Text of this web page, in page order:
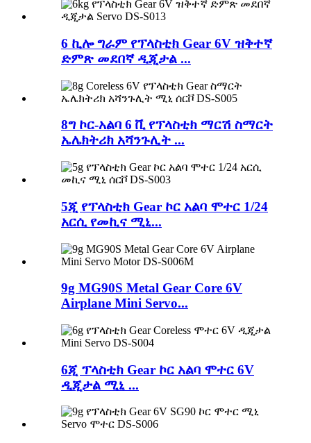
6 ኪሎ ግራም የፕላስቲክ Gear 6V ዝቅተኛ
ድምጽ መደበኛ ዲጂታል ...
8ግ ኮር-አልባ 6 ቪ የፕላስቲክ ማርሽ ስማርት
ኤሌክትሪክ አሻንጉሊት ...
5ጂ የፕላስቲክ Gear ኮር አልባ ሞተር 1/24
አርሲ የመኪና ሚኒ...
9g MG90S Metal Gear Core 6V
Airplane Mini Servo...
6ጂ ፕላስቲክ Gear ኮር አልባ ሞተር 6V
ዲጂታል ሚኒ ...